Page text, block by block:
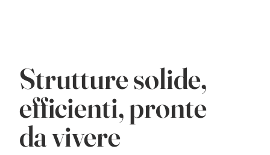
Strutture solide,
efficienti, pronte
da vivere